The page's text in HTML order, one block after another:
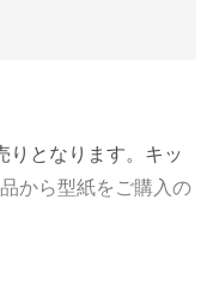
りとなります。キッ
から型紙をご購入の